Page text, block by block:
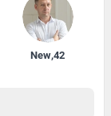
New,42